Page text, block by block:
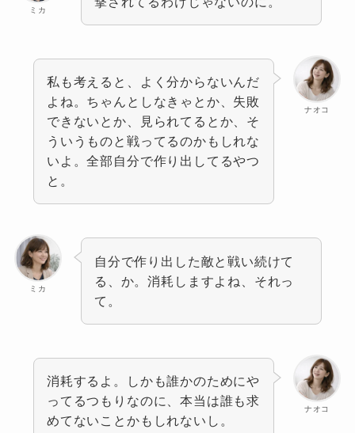
ミカ
ナオコ
私も考えると、よく分からないんだ
よね。ちゃんとしなきゃとか、失敗
できないとか、見られてるとか、そ
ういうものと戦ってるのかもしれな
いよ。全部自分で作り出してるやつ
と。
ミカ
自分で作り出した敵と戦い続けて
る、か。消耗しますよね、それっ
て。
ナオコ
消耗するよ。しかも誰かのためにや
ってるつもりなのに、本当は誰も求
めてないことかもしれないし。